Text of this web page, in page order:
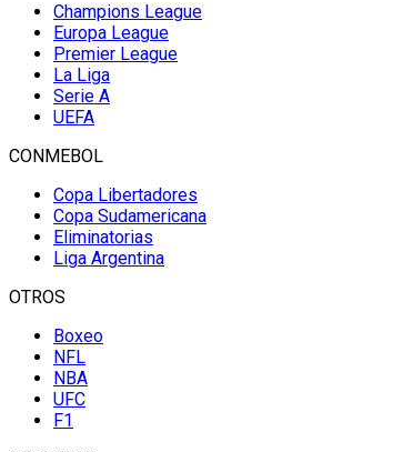
Champions League
Europa League
Premier League
La Liga
Serie A
UEFA
CONMEBOL
Copa Libertadores
Copa Sudamericana
Eliminatorias
Liga Argentina
OTROS
Boxeo
NFL
NBA
UFC
F1